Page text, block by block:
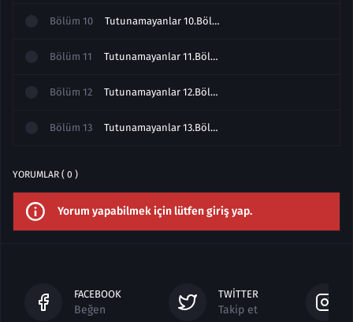
Bölüm 10 Tutunamayanlar 10.Bölüm izle
Bölüm 11 Tutunamayanlar 11.Bölüm izle
Bölüm 12 Tutunamayanlar 12.Bölüm izle
Bölüm 13 Tutunamayanlar 13.Bölüm izle
YORUMLAR ( 0 )
Yorum yapabilmek için lütfen giriş yap.
FACEBOOK
Beğen
TWITTER
Takip et